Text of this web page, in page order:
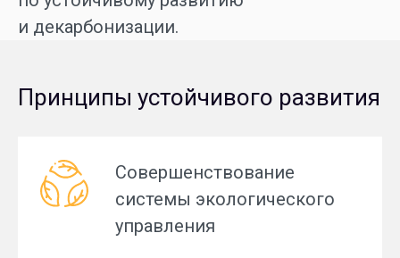
и декарбонизации.
Принципы устойчивого развития
Совершенствование
системы экологического
управления